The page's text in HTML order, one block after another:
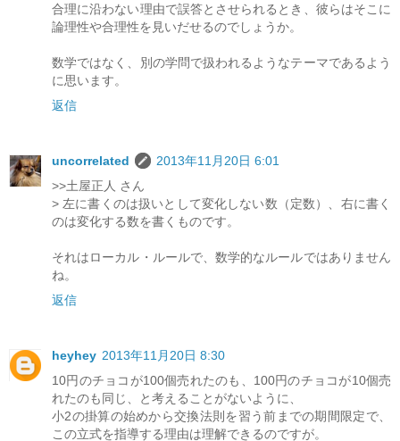
合理に沿わない理由で誤答とさせられるとき、彼らはそこに
論理性や合理性を見いだせるのでしょうか。
数学ではなく、別の学問で扱われるようなテーマであるよう
に思います。
返信
uncorrelated
2013年11月20日 6:01
>>土屋正人 さん
> 左に書くのは扱いとして変化しない数（定数）、右に書く
のは変化する数を書くものです。
それはローカル・ルールで、数学的なルールではありません
ね。
返信
heyhey 2013年11月20日 8:30
10円のチョコが100個売れたのも、100円のチョコが10個売
れたのも同じ、と考えることがないように、
小2の掛算の始めから交換法則を習う前までの期間限定で、
この立式を指導する理由は理解できるのですが。